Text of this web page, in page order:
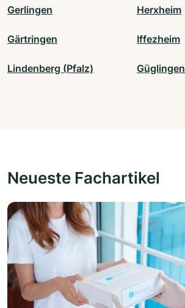
Gerlingen Herxheim
Gärtringen Iffezheim
Lindenberg (Pfalz) Güglingen
Neueste Fachartikel